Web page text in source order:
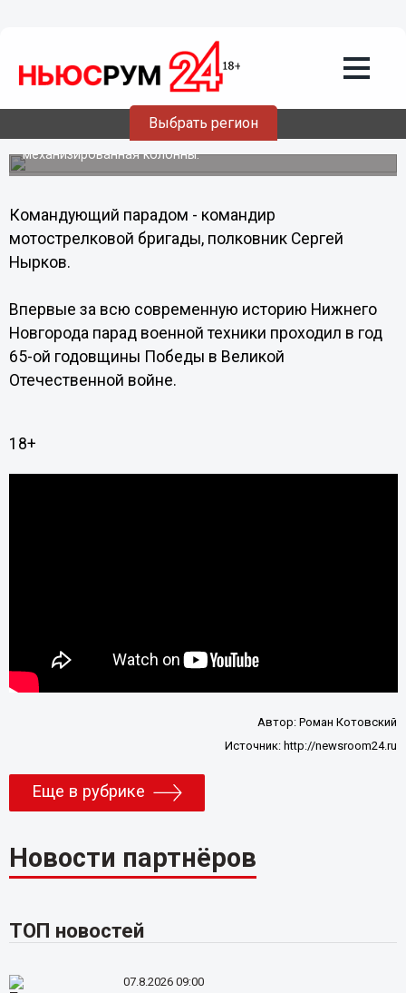
Выбрать регион
Без комментариев: Военная мощь
парада Победы в Нижнем Новгороде
Парад Победы состоялся в Нижнем Новгороде 9 мая. По
главной площади приволжской столицы прошли пешая и
механизированная колонны.
Командующий парадом - командир
мотострелковой бригады, полковник Сергей
Нырков.
Впервые за всю современную историю Нижнего
Новгорода парад военной техники проходил в год
65-ой годовщины Победы в Великой
Отечественной войне.
18+
Автор:Роман Котовский
Источник: http://newsroom24.ru
Еще в рубрике
Новости партнёров
ТОП новостей
07.8.2026 09:00